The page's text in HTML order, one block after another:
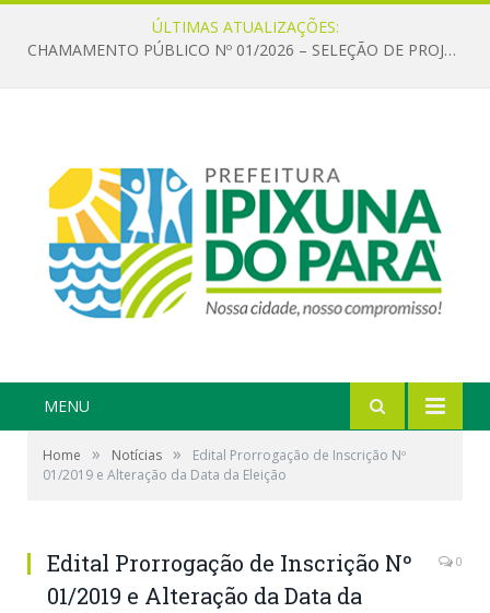
ÚLTIMAS ATUALIZAÇÕES:
CHAMAMENTO PÚBLICO Nº 01/2026 – SELEÇÃO DE PROJETOS PARA FIRMAR TERMO DE EXECUÇÃO CULTURAL COM RECURSOS DA POLÍTICA NACIONAL ALDIR BLANC DE FOMENTO À CULTURA – PNAB (LEI Nº 14.399/2022)
MENU
Home » Notícias »
Edital Prorrogação de Inscrição Nº
01/2019 e Alteração da Data da Eleição
Edital Prorrogação de Inscrição Nº
01/2019 e Alteração da Data da
0